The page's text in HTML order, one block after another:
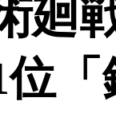
廻
「